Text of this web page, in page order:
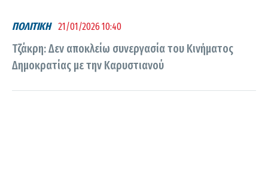
ΠΟΛΙΤΙΚΗ 21/01/2026 10:40
Τζάκρη: Δεν αποκλείω συνεργασία του Κινήματος
Δημοκρατίας με την Καρυστιανού